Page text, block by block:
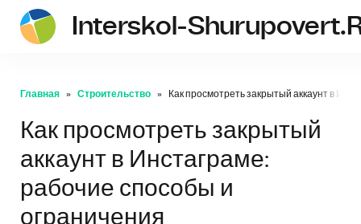
Interskol-
Главная Строительство Как просмотреть закрытый аккаунт в
Как просмотреть закрытый
аккаунт в Инстаграме:
рабочие способы и
ограничения